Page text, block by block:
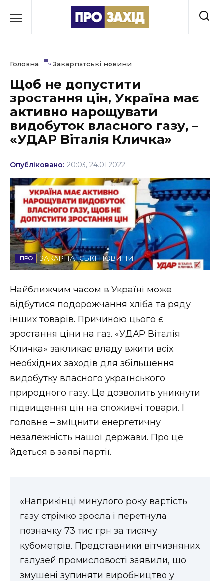
до
Культура
Освіта
Події
Політика
Соціум
Спорт
Стиль життя
Втрачений Ужгород
ЗАКАРПАТСЬКІ НОВИНИ
НОВИНИ ЗАХІДНОЇ УКРАЇНИ
ФОТО
Головна » Закарпатські новини
Щоб не допустити
зростання цін, Україна має
активно нарощувати
видобуток власного газу, –
«УДАР Віталія Кличка»
Опубліковано: 20:03, 24.01.2022
ЗАКАРПАТСЬКІ НОВИНИ
Найближчим часом в Україні може
відбутися подорожчання хліба та ряду
інших товарів. Причиною цього є
зростання ціни на газ. «УДАР Віталія
Кличка» закликає владу вжити всіх
необхідних заходів для збільшення
видобутку власного українського
природного газу. Це дозволить уникнути
підвищення цін на споживчі товари. І
головне – зміцнити енергетичну
незалежність нашої держави. Про це
йдеться в заяві партії.
«Наприкінці минулого року вартість
газу стрімко зросла і перетнула
позначку 73 тис грн за тисячу
кубометрів. Представники вітчизняних
галузей промисловості заявили, що
змушені зупиняти виробництво у